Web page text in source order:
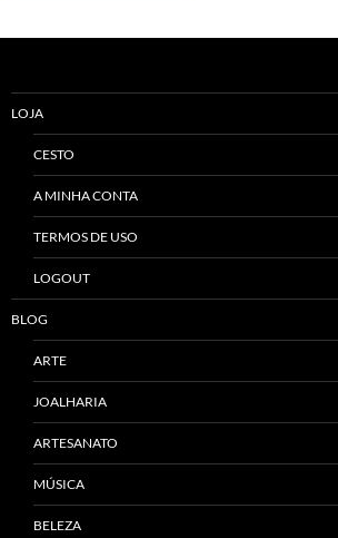
LOJA
CESTO
A MINHA CONTA
TERMOS DE USO
LOGOUT
BLOG
ARTE
JOALHARIA
ARTESANATO
MÚSICA
BELEZA